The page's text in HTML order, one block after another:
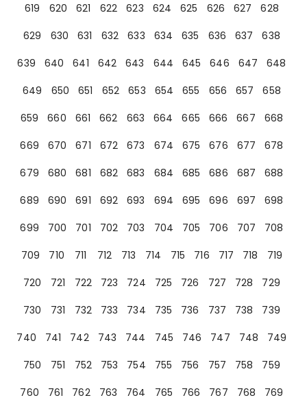
619
620 621 622 623 624 625 626 627
628
629
630 631 632 633 634 635 636 637
638
639
640 641 642 643 644 645 646 647
648
649
650 651 652 653 654 655 656 657
658
659
660 661 662 663 664 665 666 667
668
669
670 671 672 673 674 675 676 677
678
679
680 681 682 683 684 685 686 687
688
689
690 691 692 693 694 695 696 697
698
699
700 701 702 703 704 705 706 707
708
709
710 711 712 713 714 715 716 717 718
719
720
721 722 723 724 725 726 727 728
729
730
731 732 733 734 735 736 737 738
739
740
741 742 743 744 745 746 747 748
749
750
751 752 753 754 755 756 757 758
759
760
761 762 763 764 765 766 767 768
769